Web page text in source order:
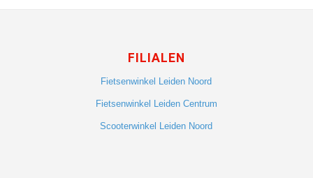
FILIALEN
Fietsenwinkel Leiden Noord
Fietsenwinkel Leiden Centrum
Scooterwinkel Leiden Noord